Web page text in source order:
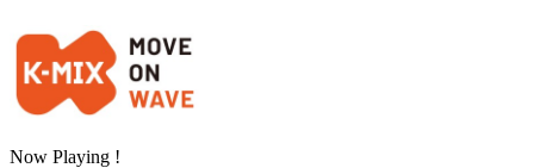
Now Playing !